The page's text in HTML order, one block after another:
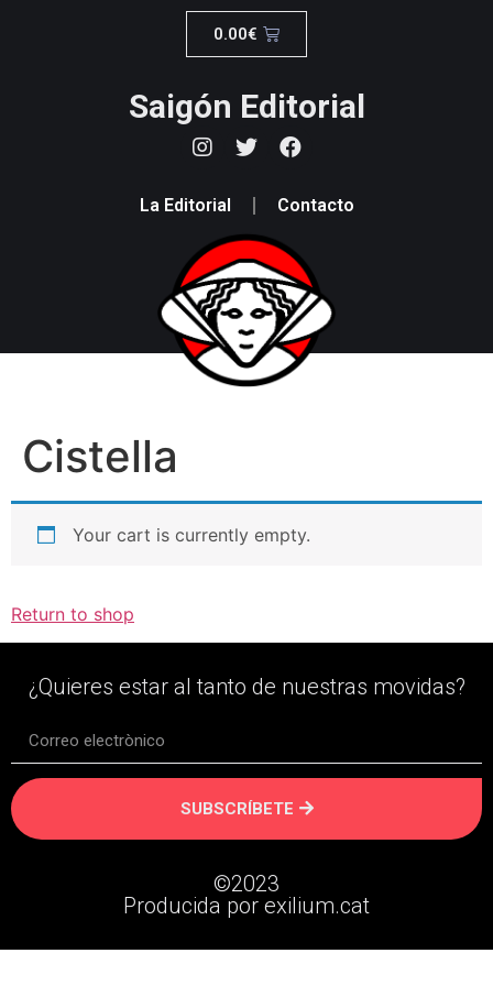
Saigón Editorial
La Editorial Contacto
0.00€
Cistella
Your cart is currently empty.
Return to shop
©2023
Producida por exilium.cat
¿Quieres estar al tanto de nuestras movidas?
SUBSCRÍBETE